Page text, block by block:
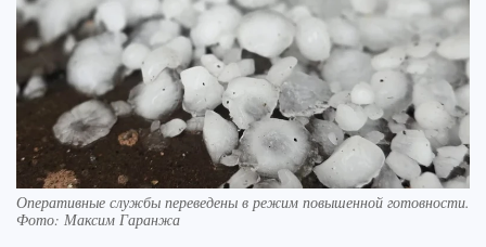
Оперативные службы переведены в режим повышенной готовности.
Фото: Максим Гаранжа